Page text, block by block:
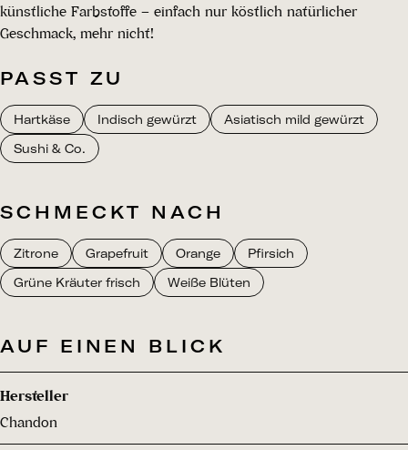
künstliche Farbstoffe – einfach nur köstlich natürlicher
Geschmack, mehr nicht!​
PASST ZU
Hartkäse Indisch gewürzt
Asiatisch mild gewürzt
Sushi & Co.
SCHMECKT NACH
Zitrone Grapefruit Orange
Pfirsich
Grüne Kräuter frisch
Weiße Blüten
AUF EINEN BLICK
Hersteller
Chandon